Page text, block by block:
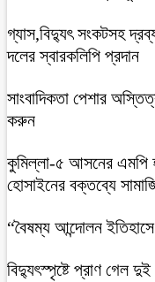
গ্যাস,বিদ্যুৎ সংকটসহ
দলের স্বারকলিপি প্রদান
সাংবাদিকতা পেশার
করুন
কুমিল্লা-৫ আসনের এমপি
হোসাইনের বক্তব্যে
“বৈষম্য আন্দোলন
বিদ্যুৎস্পৃষ্টে প্রাণ গেল